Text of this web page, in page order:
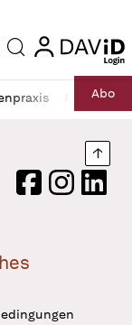
Suche login
RechtAbo
FacebookInstagram